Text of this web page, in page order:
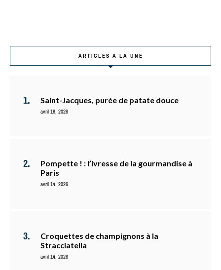
ARTICLES À LA UNE
Saint-Jacques, purée de patate douce
avril 16, 2026
Pompette ! : l’ivresse de la gourmandise à
Paris
avril 14, 2026
Croquettes de champignons à la
Stracciatella
avril 14, 2026